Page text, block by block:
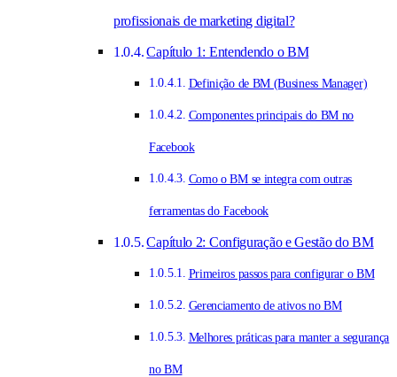
profissionais de marketing digital?
Capítulo 1: Entendendo o BM
Definição de BM (Business Manager)
Componentes principais do BM no
Facebook
Como o BM se integra com outras
ferramentas do Facebook
Capítulo 2: Configuração e Gestão do BM
Primeiros passos para configurar o BM
Gerenciamento de ativos no BM
Melhores práticas para manter a segurança
no BM